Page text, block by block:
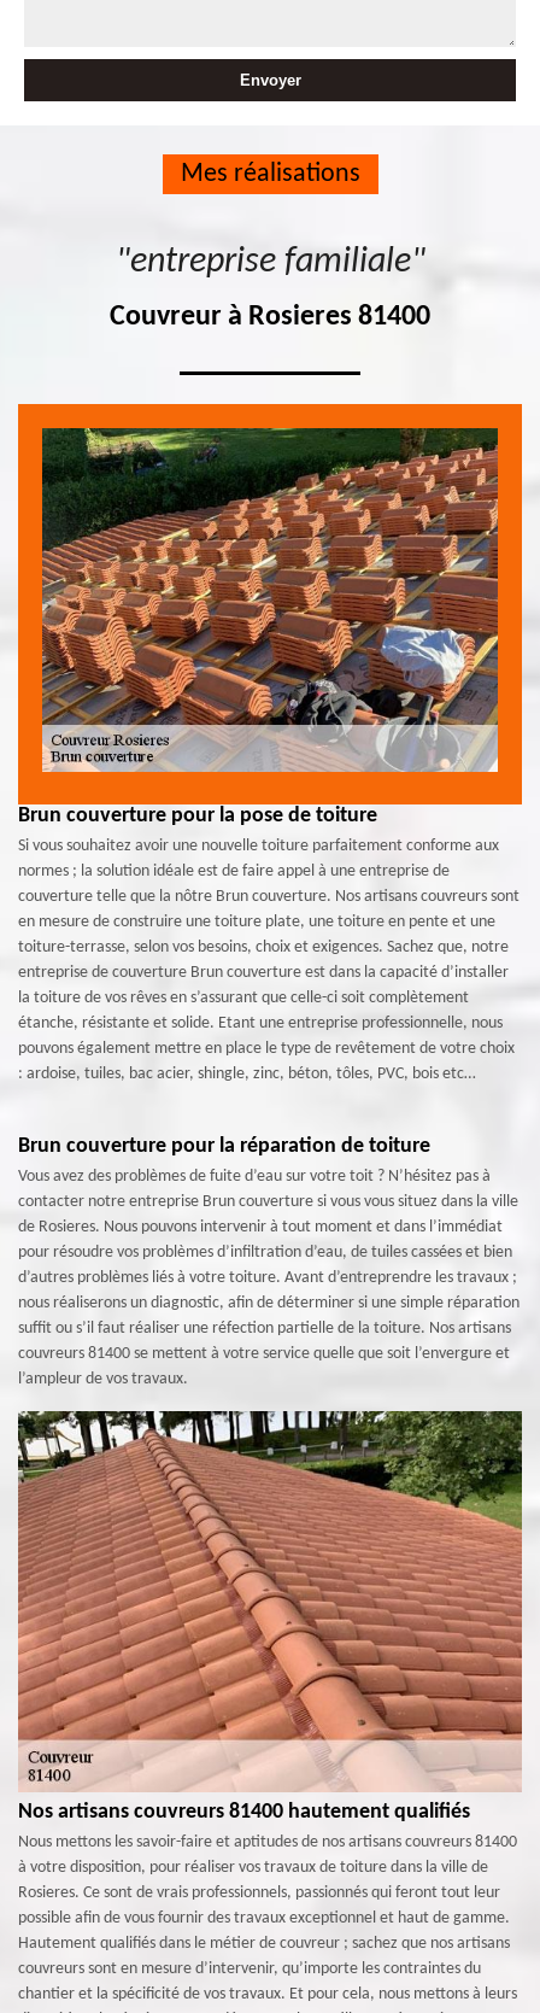
Mes réalisations
"entreprise familiale"
Couvreur à Rosieres 81400
Brun couverture pour la pose de toiture
Si vous souhaitez avoir une nouvelle toiture parfaitement conforme aux
normes ; la solution idéale est de faire appel à une entreprise de
couverture telle que la nôtre Brun couverture. Nos artisans couvreurs sont
en mesure de construire une toiture plate, une toiture en pente et une
toiture-terrasse, selon vos besoins, choix et exigences. Sachez que, notre
entreprise de couverture Brun couverture est dans la capacité d’installer
la toiture de vos rêves en s’assurant que celle-ci soit complètement
étanche, résistante et solide. Etant une entreprise professionnelle, nous
pouvons également mettre en place le type de revêtement de votre choix
: ardoise, tuiles, bac acier, shingle, zinc, béton, tôles, PVC, bois etc…
Brun couverture pour la réparation de toiture
Vous avez des problèmes de fuite d’eau sur votre toit ? N’hésitez pas à
contacter notre entreprise Brun couverture si vous vous situez dans la ville
de Rosieres. Nous pouvons intervenir à tout moment et dans l’immédiat
pour résoudre vos problèmes d’infiltration d’eau, de tuiles cassées et bien
d’autres problèmes liés à votre toiture. Avant d’entreprendre les travaux ;
nous réaliserons un diagnostic, afin de déterminer si une simple réparation
suffit ou s’il faut réaliser une réfection partielle de la toiture. Nos artisans
couvreurs 81400 se mettent à votre service quelle que soit l’envergure et
l’ampleur de vos travaux.
Nos artisans couvreurs 81400 hautement qualifiés
Nous mettons les savoir-faire et aptitudes de nos artisans couvreurs 81400
à votre disposition, pour réaliser vos travaux de toiture dans la ville de
Rosieres. Ce sont de vrais professionnels, passionnés qui feront tout leur
possible afin de vous fournir des travaux exceptionnel et haut de gamme.
Hautement qualifiés dans le métier de couvreur ; sachez que nos artisans
couvreurs sont en mesure d’intervenir, qu’importe les contraintes du
chantier et la spécificité de vos travaux. Et pour cela, nous mettons à leurs